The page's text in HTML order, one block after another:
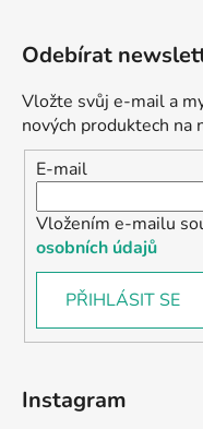
Odebírat
Vložte svůj e-mail a
nových produktech na
E-mail
Vložením e-mailu
osobních údajů
PŘIHLÁSIT SE
Instagram